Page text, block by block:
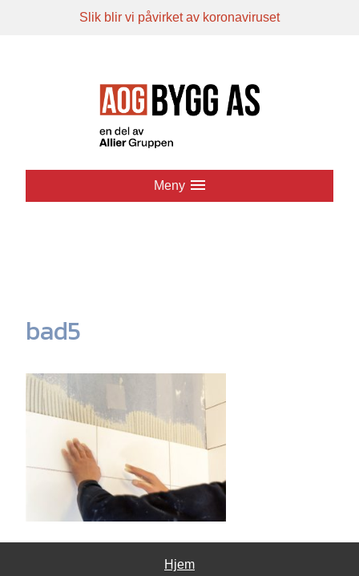
Slik blir vi påvirket av koronaviruset
Meny
bad5
Hjem